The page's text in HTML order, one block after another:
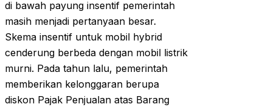
di bawah payung insentif pemerintah
masih menjadi pertanyaan besar.
Skema insentif untuk mobil hybrid
cenderung berbeda dengan mobil listrik
murni. Pada tahun lalu, pemerintah
memberikan kelonggaran berupa
diskon Pajak Penjualan atas Barang